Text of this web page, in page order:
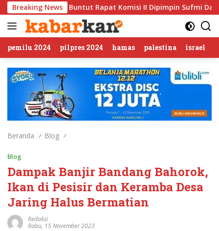
Langsung
ke
konten
Breaking News
Rapat Komisi II Dipimpin Sufmi Dasco Ahmad
pemilu 2024 pilpres 2024 hamas palestina israel
Beranda Blog
Blog
Dampak Banjir Bandang Bahorok,
Ikan di Pesisir dan Keramba Desa
Jaring Halus Bermatian
Redaksi
Rabu, 15 November 2023